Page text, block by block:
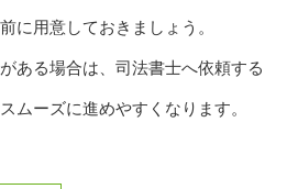
に用意しておきましょう。
ある場合は、司法書士へ依頼する
ムーズに進めやすくなります。